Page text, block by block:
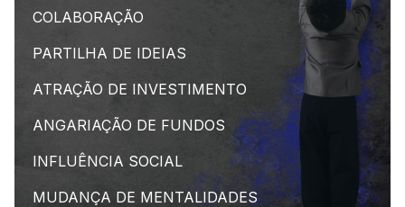
COLABORAÇÃO
PARTILHA DE IDEIAS
ATRAÇÃO DE INVESTIMENTO
ANGARIAÇÃO DE FUNDOS
INFLUÊNCIA SOCIAL
MUDANÇA DE MENTALIDADES